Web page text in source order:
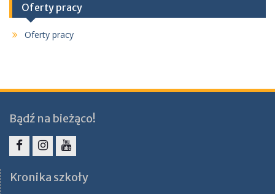
Oferty pracy
Oferty pracy
Bądź na bieżąco!
Kronika szkoły